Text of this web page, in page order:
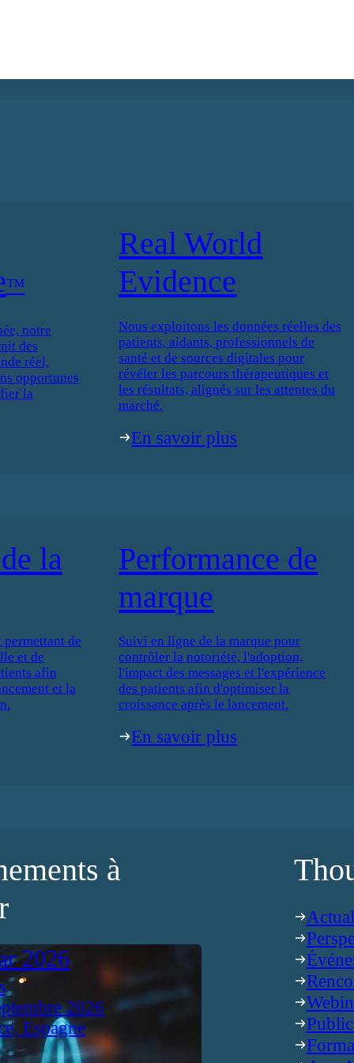
™
notre
des
réel,
opportunes
la
Real World
Evidence
Nous exploitons les données réelles des
patients, aidants, professionnels de
santé et de sources digitales pour
révéler les parcours thérapeutiques et
les résultats, alignés sur les attentes du
marché.
En savoir plus
la
permettant de
et de
afin
et la
Performance de
marque
Suivi en ligne de la marque pour
contrôler la notoriété, l'adoption,
l'impact des messages et l'expérience
des patients afin d'optimiser la
croissance après le lancement.
En savoir plus
à
2026
2026
Espagne